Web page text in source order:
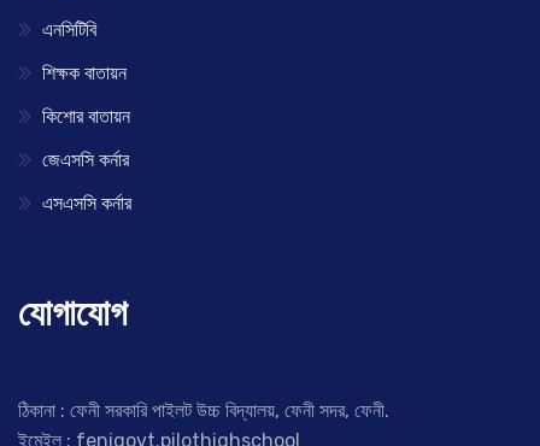
এনসিটিবি
শিক্ষক বাতায়ন
কিশোর বাতায়ন
জেএসসি কর্নার
এসএসসি কর্নার
যোগাযোগ
ঠিকানা : ফেনী সরকারি পাইলট উচ্চ বিদ্যালয়, ফেনী সদর, ফেনী.
ইমেইল : fenigovt.pilothighschool